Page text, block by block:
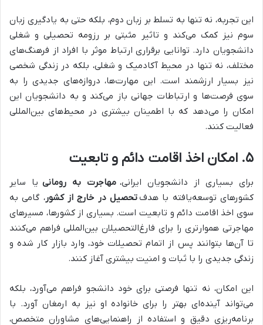
این تجربه، نه تنها به تسلط بر زبان دوم، بلکه حتی به یادگیری زبان
سوم نیز کمک می‌کند و تاثیر مثبتی بر رزومه تحصیلی و شغلی
دانشجویان دارد. توانایی برقراری ارتباط موثر با افراد از فرهنگ‌های
مختلف، نه تنها در محیط آکادمیک و شغلی، بلکه در زندگی شخصی
نیز بسیار ارزشمند است. این مهارت‌ها، دروازه‌های جدیدی را به
سوی فرصت‌ها و ارتباطات جهانی باز می‌کند و به دانشجویان این
امکان را می‌دهد که با اطمینان بیشتری در محیط‌های بین‌المللی
فعالیت کنند.
۵. امکان اخذ اقامت دائم و تابعیت
برای بسیاری از دانشجویان ایرانی، مهاجرت به رومانی یا سایر
کشورهای توسعه‌یافته با هدف تحصیل در خارج از کشور، گامی به
سوی اخذ اقامت دائم و تابعیت است. بسیاری از کشورها، مسیرهای
مهاجرتی هموارتری را برای فارغ‌التحصیلان بین‌المللی فراهم می‌کنند
تا آن‌ها بتوانند پس از اتمام تحصیلات خود، وارد بازار کار شده و
زندگی جدیدی را با ثبات و امنیت بیشتری آغاز کنند.
این امکان، نه تنها فرصتی برای خود دانشجو فراهم می‌آورد، بلکه
می‌تواند آینده‌ای بهتر را برای خانواده او نیز به ارمغان آورد. با
برنامه‌ریزی دقیق و استفاده از راهنمایی‌های مشاوران متخصص،